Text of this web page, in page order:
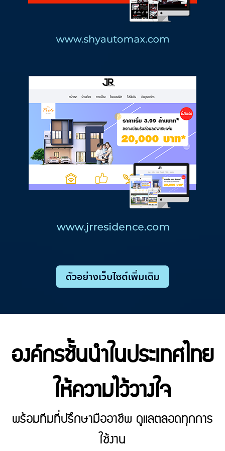
องค์กรชั้นนำในประเทศไทย
ให้ความไว้วางใจ
พร้อมทีมที่ปรึกษามืออาชีพ ดูแลตลอดทุกการ
ใช้งาน